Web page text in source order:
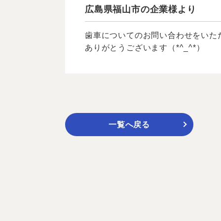
広島県福山市の企業様より
歯車についてのお問い合わせをいた
ありがとうございます（*^_^*）
一覧へ戻る